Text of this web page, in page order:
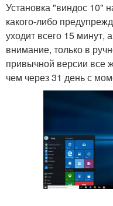
Установка "виндос 10"
какого-либо
уходит всего 15 минут,
внимание, только в
привычной версии все
чем через 31 день с